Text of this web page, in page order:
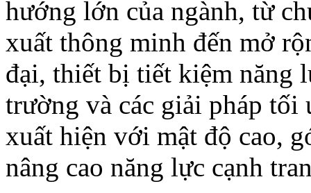
hướng lớn của ngành, từ
xuất thông minh đến mở
đại, thiết bị tiết kiệm năng
trường và các giải pháp tối
xuất hiện với mật độ cao,
nâng cao năng lực cạnh